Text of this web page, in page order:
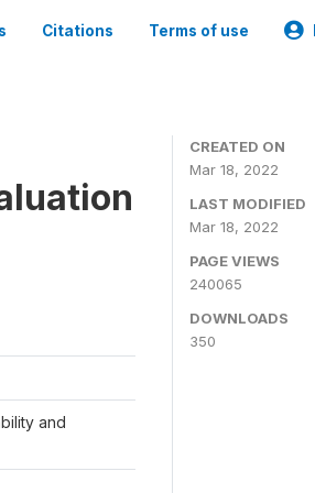
Citations Terms of use
and
CREATED ON
Mar 18, 2022
LAST MODIFIED
Mar 18, 2022
PAGE VIEWS
240065
DOWNLOADS
350